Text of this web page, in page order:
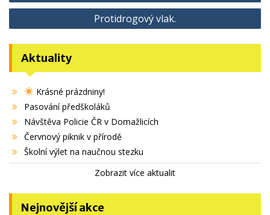
Protidrogový vlak.
Aktuality
Krásné prázdniny!
Pasování předškoláků
Návštěva Policie ČR v Domažlicích
Červnový piknik v přírodě
Školní výlet na naučnou stezku
Zobrazit více aktualit
Nejnovější akce